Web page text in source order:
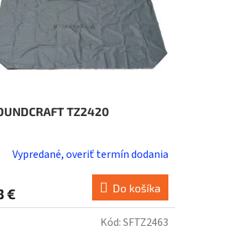
TZ2420
Vypredané, overiť termín dodania
€ Do košíka
Kód:SFTZ2463